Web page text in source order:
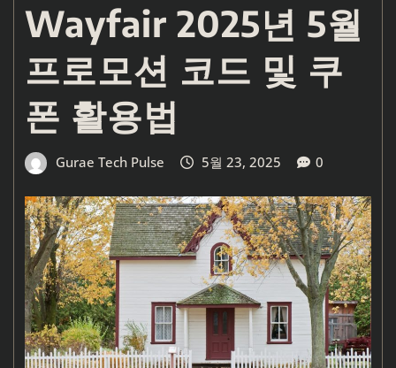
Wayfair 2025년 5월
프로모션 코드 및 쿠
폰 활용법
Gurae Tech Pulse 5월 23, 2025 0